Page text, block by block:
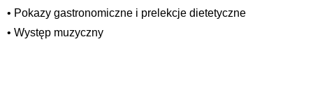
• Pokazy gastronomiczne i prelekcje dietetyczne
• Występ muzyczny